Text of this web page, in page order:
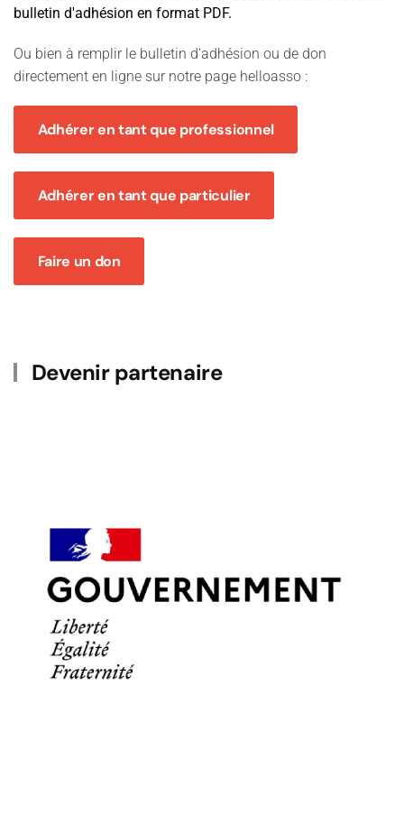
bulletin d'adhésion en format PDF.
Ou bien à remplir le bulletin d'adhésion ou de don
directement en ligne sur notre page helloasso :
Adhérer en tant que professionnel
Adhérer en tant que particulier
Faire un don
Devenir partenaire